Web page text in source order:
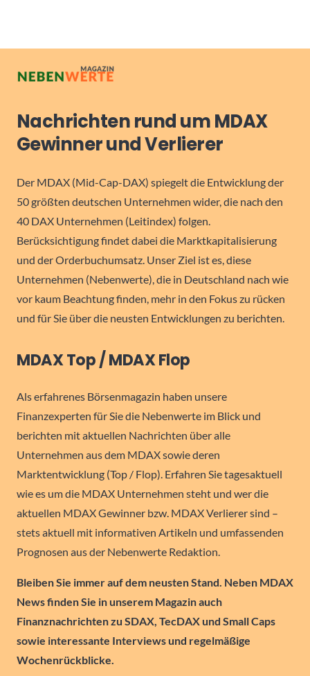
Nachrichten rund um MDAX
Gewinner und Verlierer
Der MDAX (Mid-Cap-DAX) spiegelt die Entwicklung der
50 größten deutschen Unternehmen wider, die nach den
40 DAX Unternehmen (Leitindex) folgen.
Berücksichtigung findet dabei die Marktkapitalisierung
und der Orderbuchumsatz. Unser Ziel ist es, diese
Unternehmen (Nebenwerte), die in Deutschland nach wie
vor kaum Beachtung finden, mehr in den Fokus zu rücken
und für Sie über die neusten Entwicklungen zu berichten.
MDAX Top / MDAX Flop
Als erfahrenes Börsenmagazin haben unsere
Finanzexperten für Sie die Nebenwerte im Blick und
berichten mit aktuellen Nachrichten über alle
Unternehmen aus dem MDAX sowie deren
Marktentwicklung (Top / Flop). Erfahren Sie tagesaktuell
wie es um die MDAX Unternehmen steht und wer die
aktuellen MDAX Gewinner bzw. MDAX Verlierer sind –
stets aktuell mit informativen Artikeln und umfassenden
Prognosen aus der Nebenwerte Redaktion.
Bleiben Sie immer auf dem neusten Stand. Neben MDAX
News finden Sie in unserem Magazin auch
Finanznachrichten zu SDAX, TecDAX und Small Caps
sowie interessante Interviews und regelmäßige
Wochenrückblicke.